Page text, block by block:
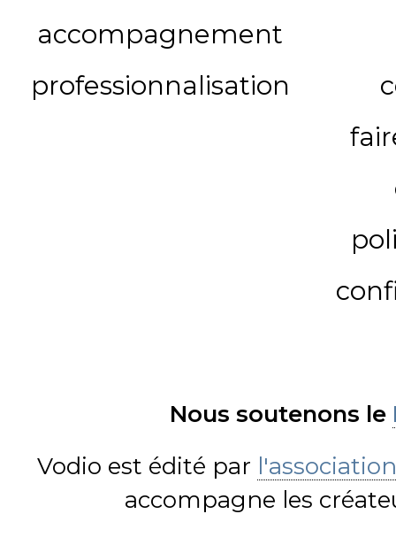
accompagnement
professionnalisation